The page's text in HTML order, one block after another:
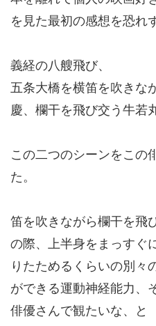
を見た最初の感想を恐れ
義経の八艘飛び、
五条大橋を横笛を吹きな
慶、欄干を飛び交う牛若
この二つのシーンをこの
た。
笛を吹きながら欄干を飛
の際、上半身をまっすぐ
りたためるくらいの別々
ができる運動神経能力、
俳優さんで観たいな、と